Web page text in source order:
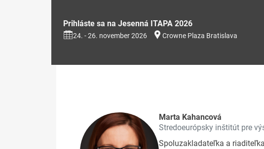
Prihláste sa na Jesenná ITAPA 2026
24. - 26. november 2026 Crowne Plaza Bratislava
Marta Kahancová
Stredoeurópsky inštitút pre
Spoluzakladateľka a